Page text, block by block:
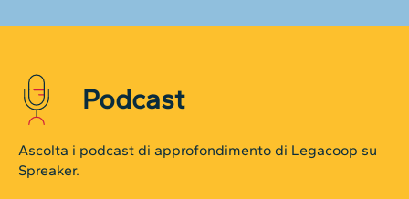
Podcast
Ascolta i podcast di approfondimento di Legacoop su
Spreaker.